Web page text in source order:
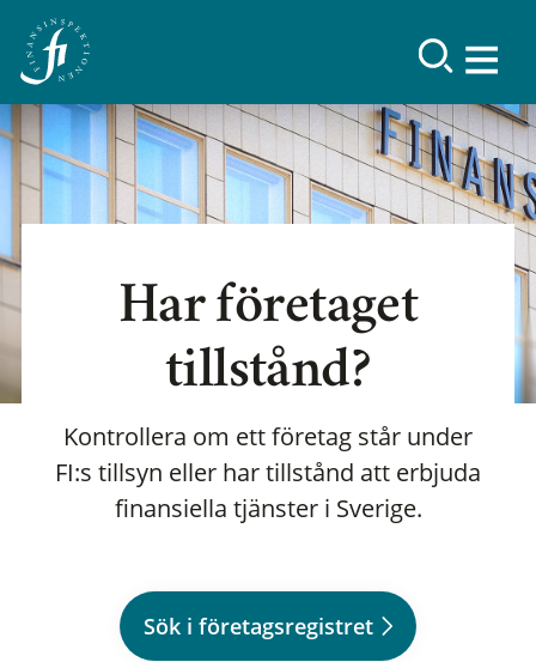
Har företaget
tillstånd?
Kontrollera om ett företag står under
FI:s tillsyn eller har tillstånd att erbjuda
finansiella tjänster i Sverige.
Sök i företagsregistret